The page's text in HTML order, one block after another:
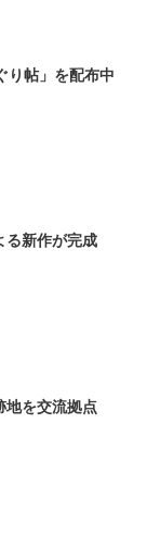
り帖」を配布中
新作が完成
地を交流拠点